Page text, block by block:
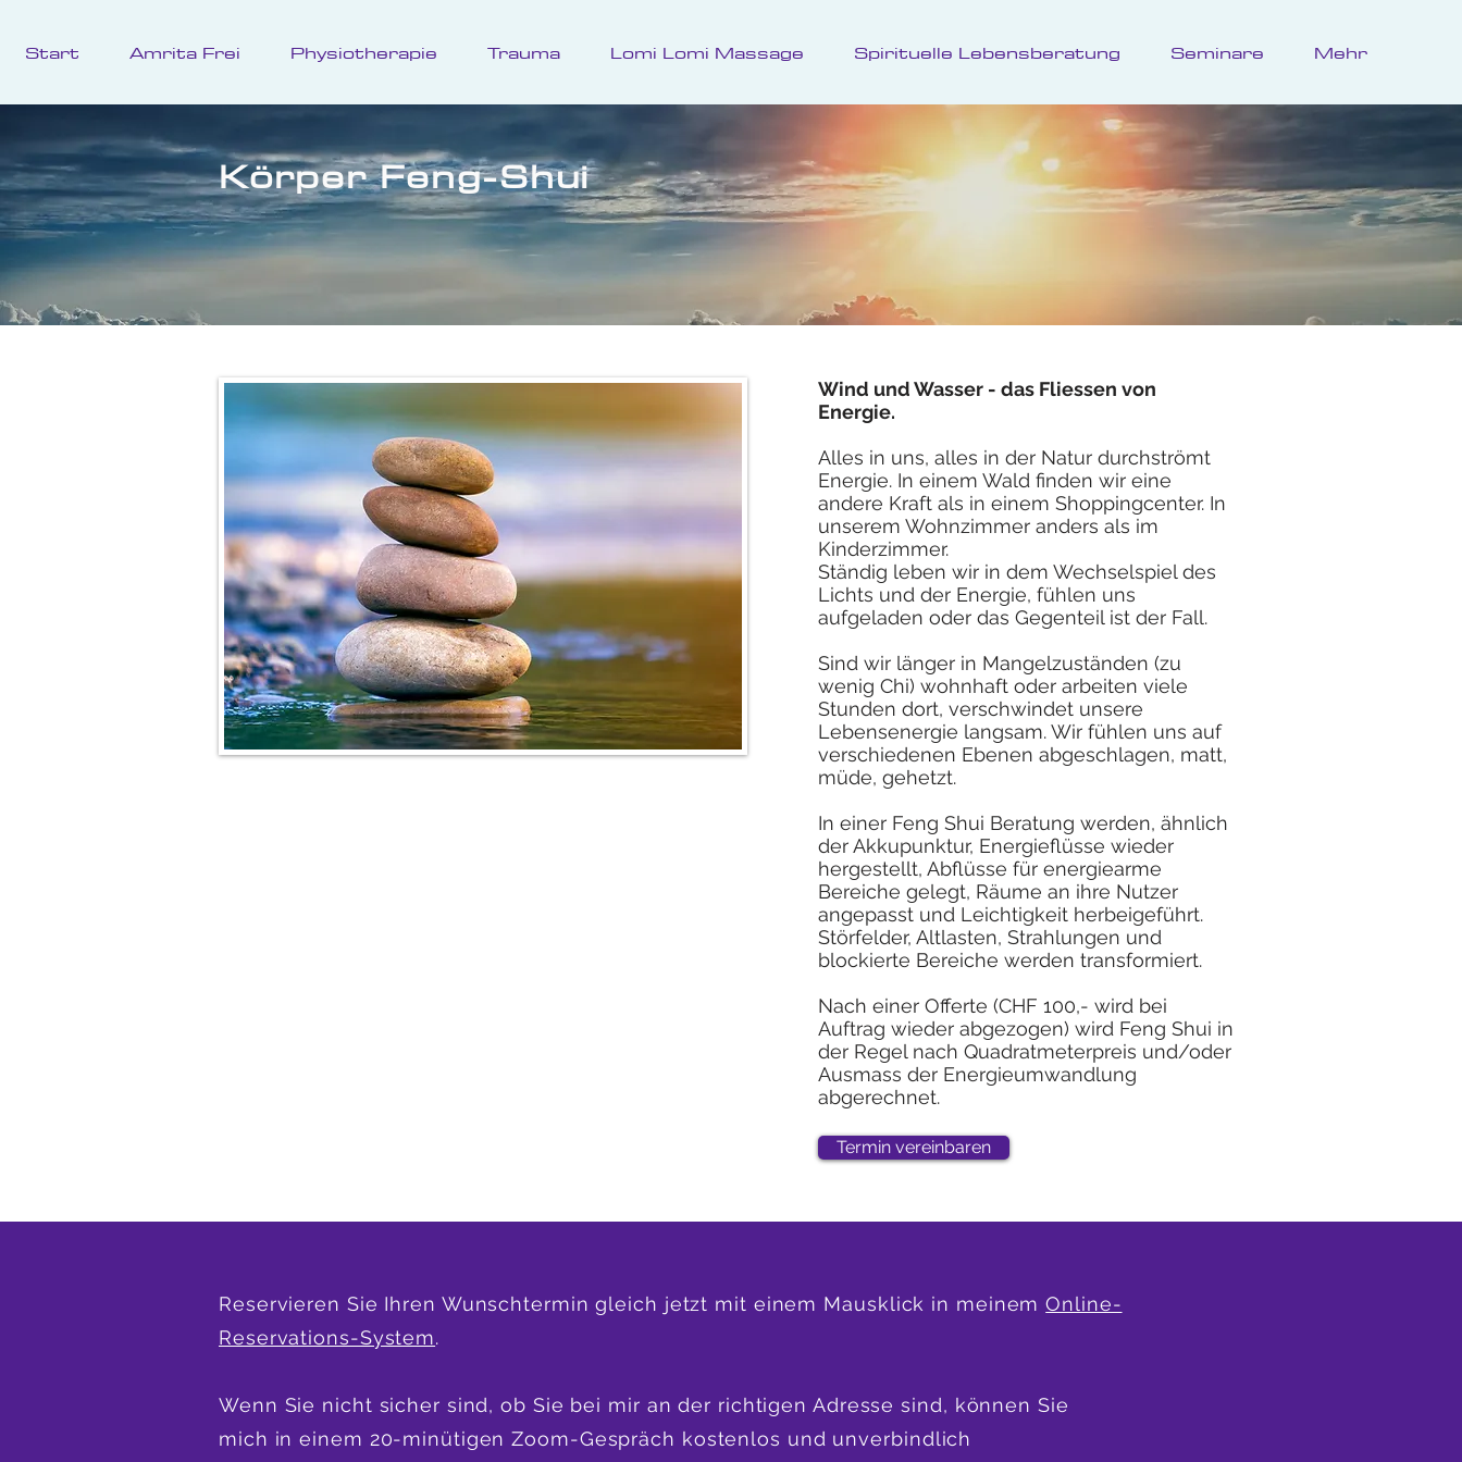
Start Amrita Frei Physiotherapie Trauma Lomi Lomi Massage Spirituelle Lebensberatung Seminare Mehr
Körper Feng-Shui
Wind und Wasser - das Fliessen von
Energie.
Alles in uns, alles in der Natur durchströmt
Energie. In einem Wald finden wir eine
andere Kraft als in einem Shoppingcenter. In
unserem Wohnzimmer anders als im
Kinderzimmer.
Ständig leben wir in dem Wechselspiel des
Lichts und der Energie, fühlen uns
aufgeladen oder das Gegenteil ist der Fall.
Sind wir länger in Mangelzuständen (zu
wenig Chi) wohnhaft oder arbeiten viele
Stunden dort, verschwindet unsere
Lebensenergie langsam. Wir fühlen uns auf
verschiedenen Ebenen abgeschlagen, matt,
müde, gehetzt.
In einer Feng Shui Beratung werden, ähnlich
der Akkupunktur, Energieflüsse wieder
hergestellt, Abflüsse für energiearme
Bereiche gelegt, Räume an ihre Nutzer
angepasst und Leichtigkeit herbeigeführt.
Störfelder, Altlasten, Strahlungen und
blockierte Bereiche werden transformiert.
Nach einer Offerte (CHF 100,- wird bei
Auftrag wieder abgezogen) wird Feng Shui in
der Regel nach Quadratmeterpreis und/oder
Ausmass der Energieumwandlung
abgerechnet.
Termin vereinbaren
Reservieren Sie Ihren Wunschtermin gleich jetzt mit einem Mausklick in meinemOnline-
Reservations-System.
Wenn Sie nicht sicher sind, ob Sie bei mir an der richtigen Adresse sind, können Sie
mich in einem 20-minütigen Zoom-Gespräch kostenlos und unverbindlich